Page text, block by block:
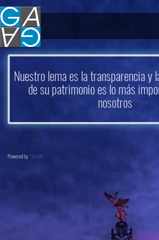
Nuestro lema es la transparencia y
de su patrimonio es lo más
nosotros
Powered by 789.MX